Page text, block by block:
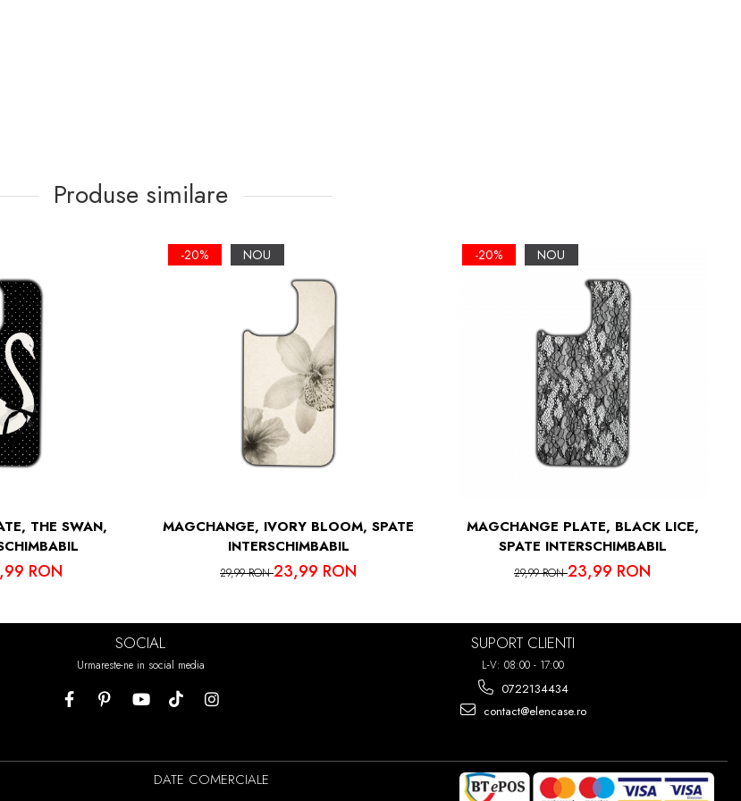
Produse similare
THE SWAN,
RON
-20% NOU
MAGCHANGE, IVORY BLOOM, SPATE
INTERSCHIMBABIL
29,99 RON23,99 RON
-20% NOU
MAGCHANGE PLATE, BLACK LICE,
SPATE INTERSCHIMBABIL
29,99 RON23,99 RON
SOCIAL
Urmareste-ne in social media
SUPORT CLIENTI
L-V: 08:00 - 17:00
0722134434
contact@elencase.ro
DATE COMERCIALE